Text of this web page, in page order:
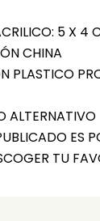
5 X 4
CHINA
PLASTICO
ALTERNATIVO
ES
TU